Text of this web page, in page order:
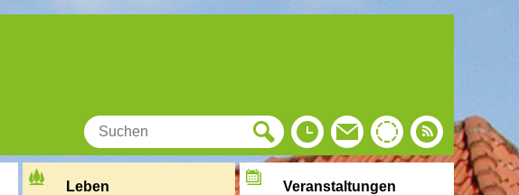
Leben Veranstaltungen